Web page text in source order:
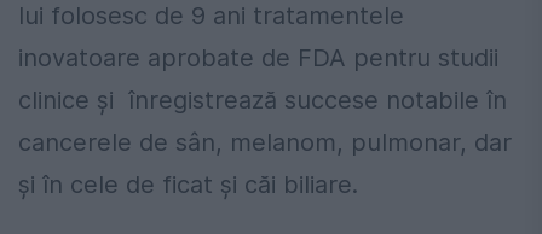
lui folosesc de 9 ani tratamentele
inovatoare aprobate de FDA pentru studii
clinice și înregistrează succese notabile în
cancerele de sân, melanom, pulmonar, dar
și în cele de ficat și căi biliare.